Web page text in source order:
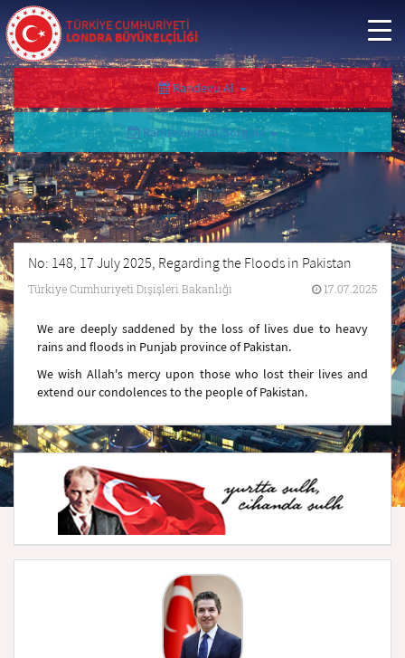
TÜRKİYE CUMHURİYETİ
LONDRA BÜYÜKELÇİLİĞİ
Randevu Al
Randevu İptal/Sorgula
No: 148, 17 July 2025, Regarding the Floods in Pakistan
Türkiye Cumhuriyeti Dışişleri Bakanlığı 17.07.2025
We are deeply saddened by the loss of lives due to heavy
rains and floods in Punjab province of Pakistan.
We wish Allah's mercy upon those who lost their lives and
extend our condolences to the people of Pakistan.